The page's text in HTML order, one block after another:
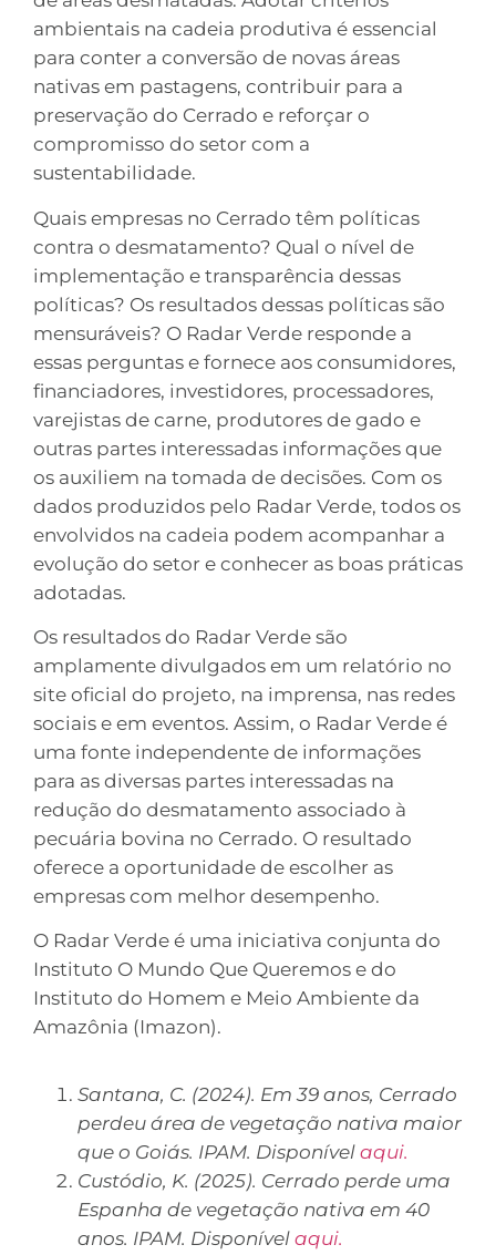
ambientais na cadeia produtiva é essencial
para conter a conversão de novas áreas
nativas em pastagens, contribuir para a
preservação do Cerrado e reforçar o
compromisso do setor com a
sustentabilidade.
Quais empresas no Cerrado têm políticas
contra o desmatamento? Qual o nível de
implementação e transparência dessas
políticas? Os resultados dessas políticas são
mensuráveis? O Radar Verde responde a
essas perguntas e fornece aos consumidores,
financiadores, investidores, processadores,
varejistas de carne, produtores de gado e
outras partes interessadas informações que
os auxiliem na tomada de decisões. Com os
dados produzidos pelo Radar Verde, todos os
envolvidos na cadeia podem acompanhar a
evolução do setor e conhecer as boas práticas
adotadas.
Os resultados do Radar Verde são
amplamente divulgados em um relatório no
site oficial do projeto, na imprensa, nas redes
sociais e em eventos. Assim, o Radar Verde é
uma fonte independente de informações
para as diversas partes interessadas na
redução do desmatamento associado à
pecuária bovina no Cerrado. O resultado
oferece a oportunidade de escolher as
empresas com melhor desempenho.
O Radar Verde é uma iniciativa conjunta do
Instituto O Mundo Que Queremos e do
Instituto do Homem e Meio Ambiente da
Amazônia (Imazon).
Santana, C. (2024). Em 39 anos, Cerrado
perdeu área de vegetação nativa maior
que o Goiás. IPAM. Disponível aqui.
Custódio, K. (2025). Cerrado perde uma
Espanha de vegetação nativa em 40
anos. IPAM. Disponível aqui.